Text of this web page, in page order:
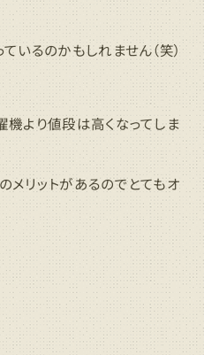
いるのかもしれません（笑）
より値段は高くなってしま
リットがあるのでとてもオ